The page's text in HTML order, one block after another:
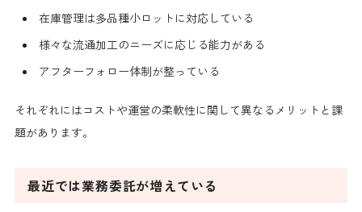
在庫管理は多品種小ロットに対応している
様々な流通加工のニーズに応じる能力がある
アフターフォロー体制が整っている
それぞれにはコストや運営の柔軟性に関して異なるメリットと課
題があります。
最近では業務委託が増えている